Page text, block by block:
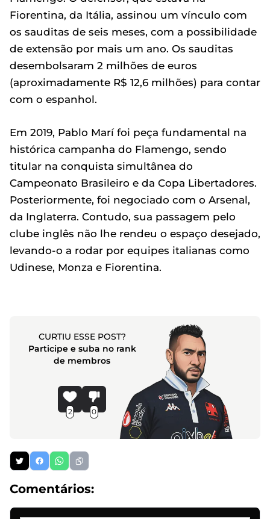
Fiorentina, da Itália, assinou um vínculo com
os sauditas de seis meses, com a possibilidade
de extensão por mais um ano. Os sauditas
desembolsaram 2 milhões de euros
(aproximadamente R$ 12,6 milhões) para contar
com o espanhol.
Em 2019, Pablo Marí foi peça fundamental na
histórica campanha do Flamengo, sendo
titular na conquista simultânea do
Campeonato Brasileiro e da Copa Libertadores.
Posteriormente, foi negociado com o Arsenal,
da Inglaterra. Contudo, sua passagem pelo
clube inglês não lhe rendeu o espaço desejado,
levando-o a rodar por equipes italianas como
Udinese, Monza e Fiorentina.
CURTIU ESSE POST?
Participe e suba no rank
de membros
2 0
Comentários: